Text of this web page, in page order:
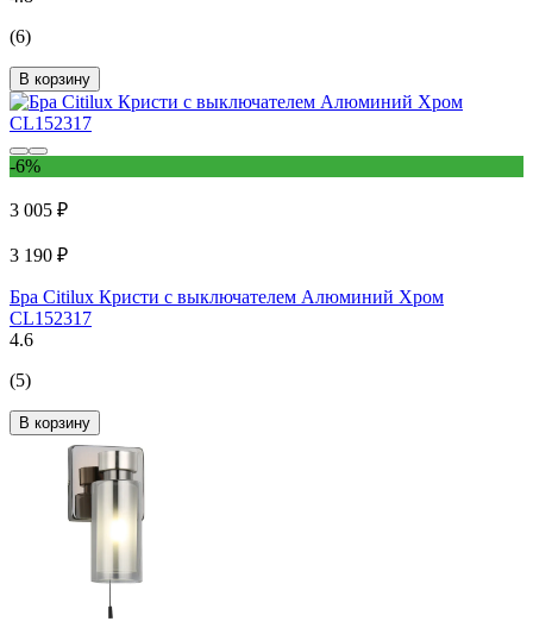
(6)
В корзину
-6%
3 005 ₽
3 190 ₽
Бра Citilux Кристи с выключателем Алюминий Хром
CL152317
4.6
(5)
В корзину